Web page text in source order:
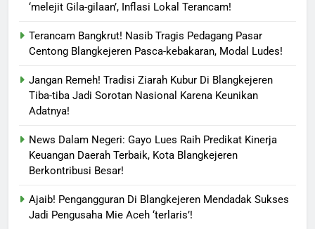
‘melejit Gila-gilaan’, Inflasi Lokal Terancam!
Terancam Bangkrut! Nasib Tragis Pedagang Pasar
Centong Blangkejeren Pasca-kebakaran, Modal Ludes!
Jangan Remeh! Tradisi Ziarah Kubur Di Blangkejeren
Tiba-tiba Jadi Sorotan Nasional Karena Keunikan
Adatnya!
News Dalam Negeri: Gayo Lues Raih Predikat Kinerja
Keuangan Daerah Terbaik, Kota Blangkejeren
Berkontribusi Besar!
Ajaib! Pengangguran Di Blangkejeren Mendadak Sukses
Jadi Pengusaha Mie Aceh ‘terlaris’!